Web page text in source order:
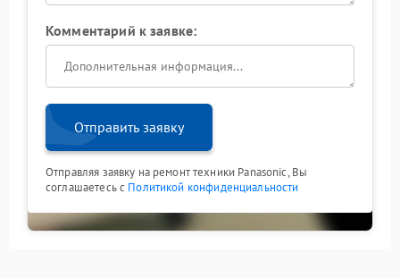
Комментарий к заявке:
Отправить заявку
Отправляя заявку на ремонт техники Panasonic, Вы
соглашаетесь с Политикой конфиденциальности